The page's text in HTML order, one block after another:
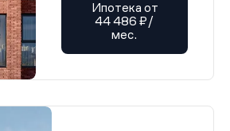
Ипотека от
44 486 ₽/
мес.